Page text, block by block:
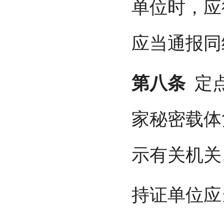
单位时，
应当通报
第八条定
家秘密载
示有关机
持证单位